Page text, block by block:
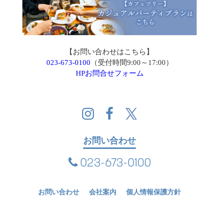
【お問い合わせはこちら】
023-673-0100 （受付時間9:00～17:00）
HPお問合せフォーム
お問い合わせ
023-673-0100
お問い合わせ 会社案内 個人情報保護方針